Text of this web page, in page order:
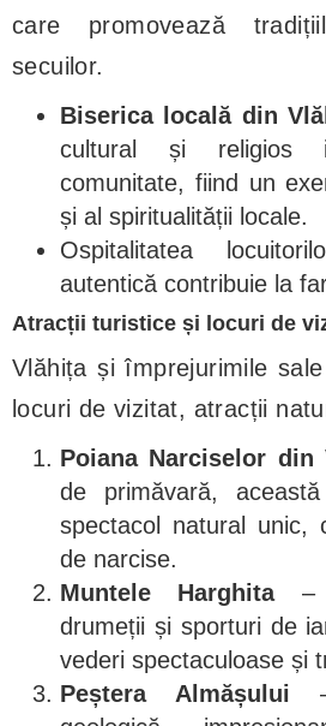
care promovează
secuilor.
Biserica locală din
cultural și religios
comunitate, fiind un
și al spiritualității locale.
Ospitalitatea
autentică contribuie la
Atracții turistice și locuri de
Vlăhița și împrejurimile
locuri de vizitat, atracții
Poiana Narciselor din
de primăvară,
spectacol natural unic,
de narcise.
Muntele Harghita–
drumeții și sporturi de
vederi spectaculoase și
Peștera Almășului